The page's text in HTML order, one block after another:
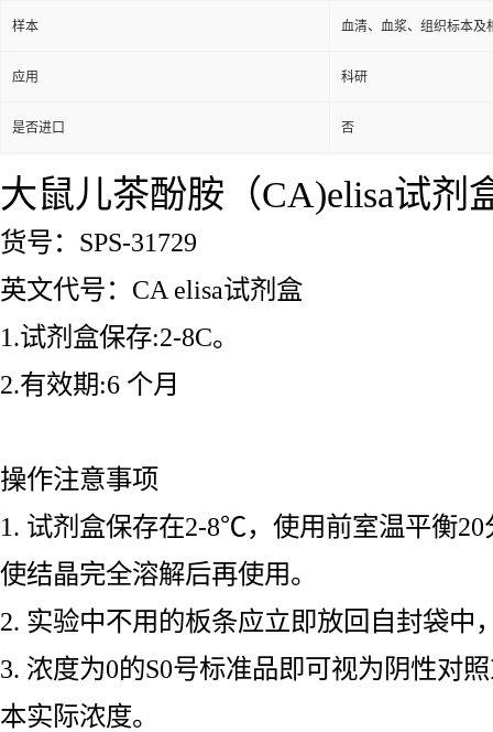
样本 血清、血浆、组织标本及
应用 科研
是否进口 否
大鼠儿茶酚胺（CA)elisa试剂
货号：SPS-31729
英文代号：CA elisa试剂盒
1.试剂盒保存:2-8C。
2.有效期:6 个月
操作注意事项
1. 试剂盒保存在2-8℃，使用前室温平衡
使结晶完全溶解后再使用。
2. 实验中不用的板条应立即放回自封袋中
3. 浓度为0的S0号标准品即可视为阴性对
本实际浓度。